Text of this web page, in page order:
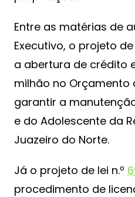
Entre as matérias de
Executivo, o projeto de
a abertura de crédito
milhão no Orçamento
garantir a
e do Adolescente da
Juazeiro do Norte.
Já o projeto de lei n.º
procedimento de